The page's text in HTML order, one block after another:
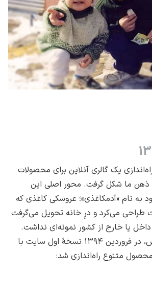
پیسارو
دگا
دویچ
ایدهٔ راه‌اندازی یک گالری آنلاین برای محصولات
ذهن ما شکل گرفت. محور اصلی این
به نام «آدمکاغذی»؛ عروسکی کاغذی که
طراحی می‌کرد و درِ خانه تحویل می‌گرفت
یا خارج از کشور نمونه‌ای نداشت.
پس از ۱۹ ماه تلاش، در فروردین ۱۳۹۴ نسخهٔ اول سایت با
متنوع راه‌اندازی شد: